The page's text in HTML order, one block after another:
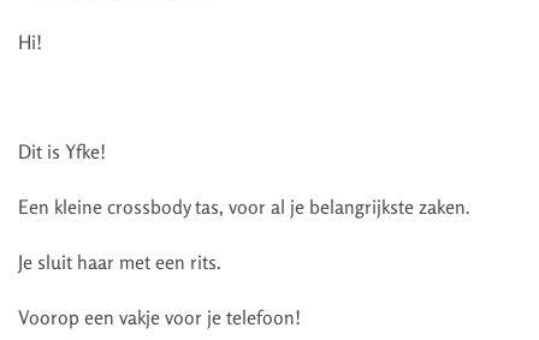
Hi!
Dit is Yfke!
Een kleine crossbody tas, voor al je belangrijkste zaken.
Je sluit haar met een rits.
Voorop een vakje voor je telefoon!